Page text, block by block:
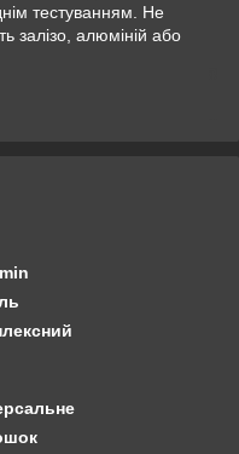
тестуванням. Не
залізо, алюміній або